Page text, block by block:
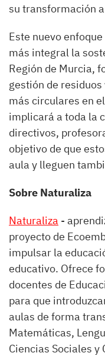
su transformación
Este nuevo
más integral la
Región de Murcia,
gestión de
más circulares en
implicará a toda la
directivos,
objetivo de que
aula y lleguen
Sobre Naturaliza
Naturaliza -
proyecto de
impulsar la
educativo. Ofrece
docentes de
para que
aulas de forma
Matemáticas,
Ciencias Sociales y